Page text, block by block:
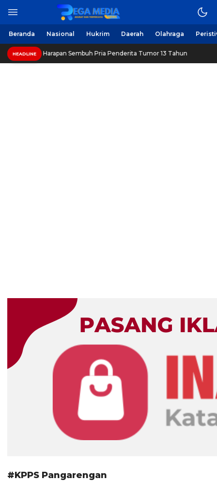
Regamedianews.com
Berita Harian Online
Beranda Nasional Hukrim Daerah Olahraga
HEADLINE
Beri Harapan Sembuh Pria Penderita Tumor 13 Tahun
#KPPS Pangarengan